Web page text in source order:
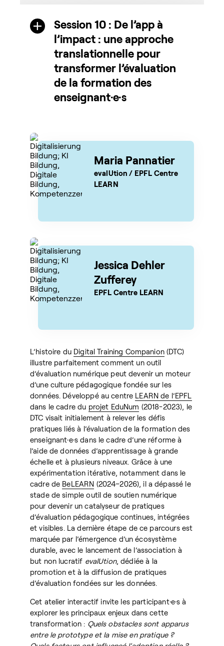
Session 10 : De l’app à
l’impact : une approche
translationnelle pour
transformer l’évaluation
de la formation des
enseignant·e·s
L’histoire du Digital Training Companion(DTC)
illustre parfaitement comment un outil
d’évaluation numérique peut devenir un moteur
d’une culture pédagogique fondée sur les
données. Développé au centre LEARN de l’EPFL
dans le cadre du projet EduNum (2018-2023), le
DTC visait initialement à relever les défis
pratiques liés à l’évaluation de la formation des
enseignant·e·s dans le cadre d’une réforme à
l’aide de données d’apprentissage à grande
échelle et à plusieurs niveaux. Grâce à une
expérimentation itérative, notamment dans le
cadre de BeLEARN (2024–2026), il a dépassé le
stade de simple outil de soutien numérique
pour devenir un catalyseur de pratiques
d’évaluation pédagogique continues, intégrées
et visibles. La dernière étape de ce parcours est
marquée par l’émergence d’un écosystème
durable, avec le lancement de l’association à
but non lucratif evalUtion, dédiée à la
promotion et à la diffusion de pratiques
d’évaluation fondées sur les données.
Cet atelier interactif invite les participant·e·s à
explorer les principaux enjeux dans cette
transformation : Quels obstacles sont apparus
entre le prototype et la mise en pratique ?
Maria Pannatier
evalUtion / EPFL Centre
LEARN
Jessica Dehler
Zufferey
EPFL Centre LEARN